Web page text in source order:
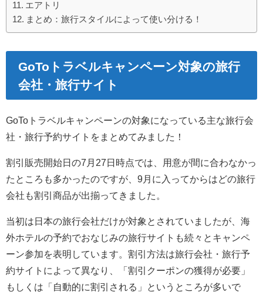
エアトリ
まとめ：旅行スタイルによって使い分ける！
GoToトラベルキャンペーン対象の旅行
会社・旅行サイト
GoToトラベルキャンペーンの対象になっている主な旅行会
社・旅行予約サイトをまとめてみました！
割引販売開始日の7月27日時点では、用意が間に合わなかっ
たところも多かったのですが、9月に入ってからはどの旅行
会社も割引商品が出揃ってきました。
当初は日本の旅行会社だけが対象とされていましたが、海
外ホテルの予約でおなじみの旅行サイトも続々とキャンペ
ーン参加を表明しています。割引方法は旅行会社・旅行予
約サイトによって異なり、「割引クーポンの獲得が必要」
もしくは「自動的に割引される」というところが多いで